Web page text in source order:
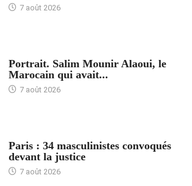
7 août 2026
Portrait. Salim Mounir Alaoui, le
Marocain qui avait...
7 août 2026
Paris : 34 masculinistes convoqués
devant la justice
7 août 2026